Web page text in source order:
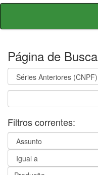
Skip
Página de Busca
Filtros correntes: